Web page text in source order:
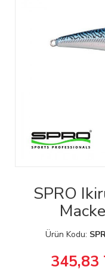
SPRO
Ürün Kodu:
345,83